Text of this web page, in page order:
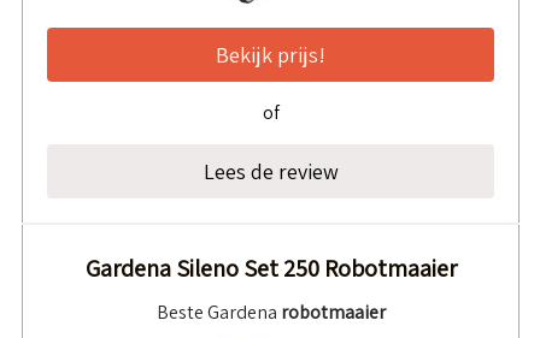
Bekijk prijs!
of
Lees de review
Gardena Sileno Set 250 Robotmaaier
Beste Gardena robotmaaier